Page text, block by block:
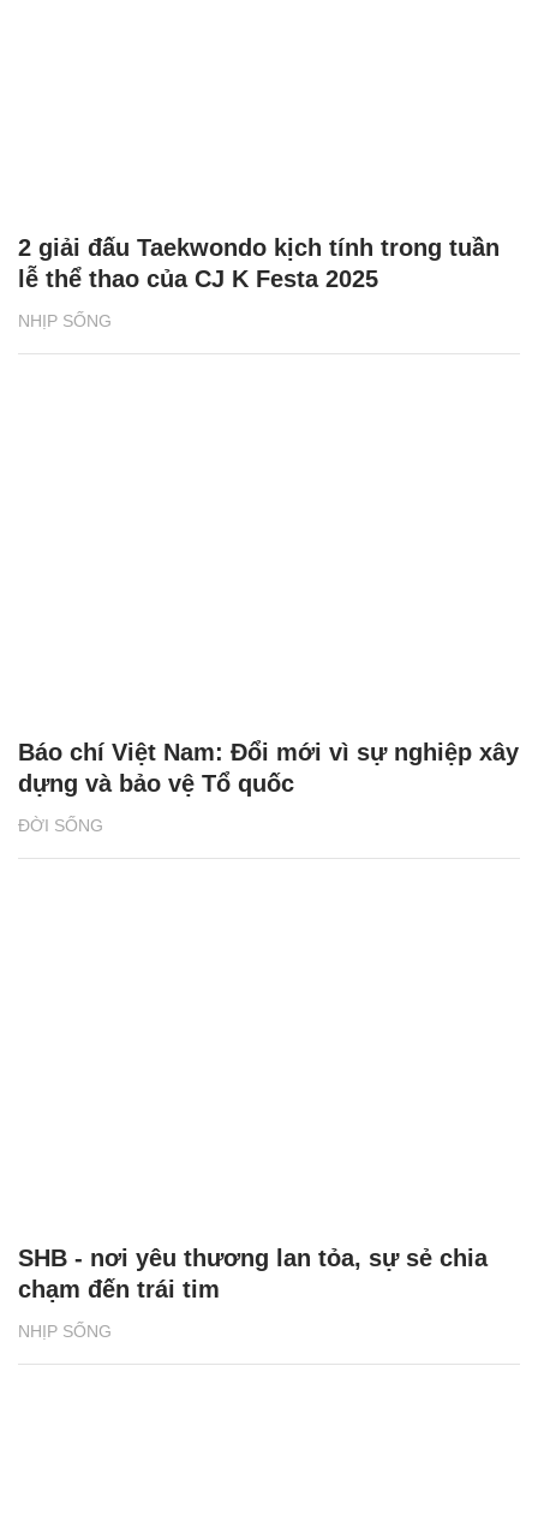
NHỊP SỐNG
2 giải đấu Taekwondo kịch tính trong tuần
lễ thể thao của CJ K Festa 2025
ĐỜI SỐNG
Báo chí Việt Nam: Đổi mới vì sự nghiệp xây
dựng và bảo vệ Tổ quốc
NHỊP SỐNG
SHB - nơi yêu thương lan tỏa, sự sẻ chia
chạm đến trái tim